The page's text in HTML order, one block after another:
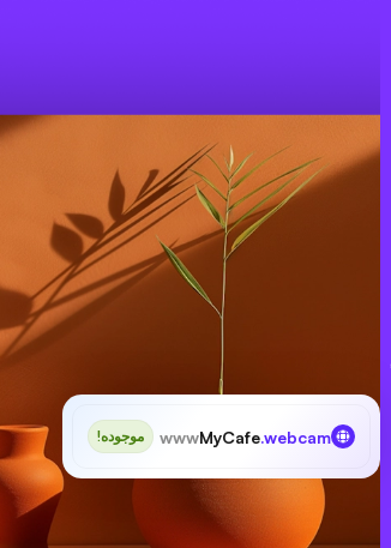
wwwMyCafe.webcam موجوده!